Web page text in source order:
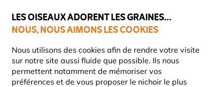
LES OISEAUX ADORENT LES GRAINES...
NOUS, NOUS AIMONS LES COOKIES
Nous utilisons des cookies afin de rendre votre visite
sur notre site aussi fluide que possible. Ils nous
permettent notamment de mémoriser vos
préférences et de vous proposer le nichoir le plus
catégories.
Livraison express gratuite dès 59 €